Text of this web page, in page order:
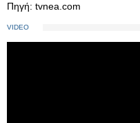
Πηγή: tvnea.com
VIDEO